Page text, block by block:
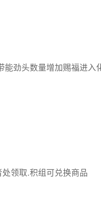
能劲头数量增加赐福进入
领取.积组可兑换商品